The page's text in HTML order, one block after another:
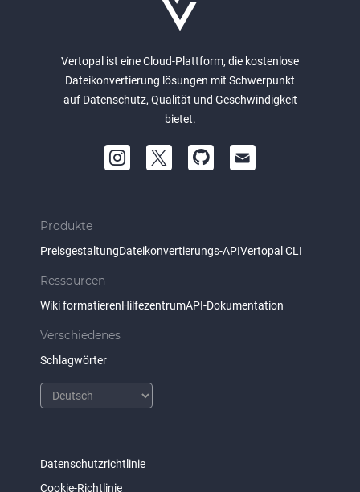
Vertopal ist eine Cloud-Plattform, die kostenlose
Dateikonvertierung lösungen mit Schwerpunkt
auf Datenschutz, Qualität und Geschwindigkeit
bietet.
Produkte
PreisgestaltungDateikonvertierungs-APIVertopal CLI
Ressourcen
Wiki formatierenHilfezentrumAPI-Dokumentation
Verschiedenes
Schlagwörter
Datenschutzrichtlinie
Cookie-Richtlinie